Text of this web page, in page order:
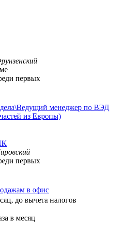
первых
менеджер по ВЭД
из Европы)
первых
в офис
до вычета налогов
в месяц